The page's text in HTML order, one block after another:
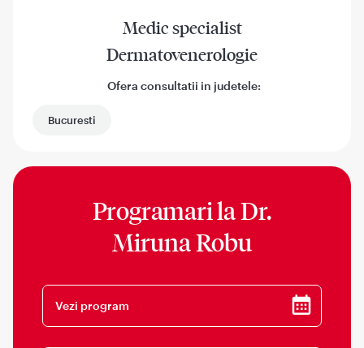
Medic specialist
Dermatovenerologie
Ofera consultatii in judetele:
Bucuresti
Programari laDr.
Miruna Robu
Vezi program